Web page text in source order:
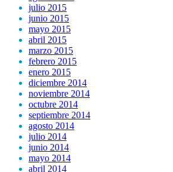
julio 2015
junio 2015
mayo 2015
abril 2015
marzo 2015
febrero 2015
enero 2015
diciembre 2014
noviembre 2014
octubre 2014
septiembre 2014
agosto 2014
julio 2014
junio 2014
mayo 2014
abril 2014